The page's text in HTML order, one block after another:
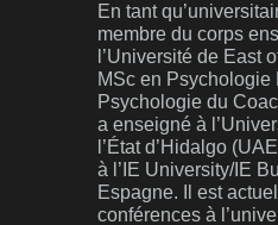
En tant
membre du corps
l’Université de East
MSc en Psychologie
Psychologie du
a enseigné à
l’État d’Hidalgo
à l’IE University/IE
Espagne. Il est
conférences à